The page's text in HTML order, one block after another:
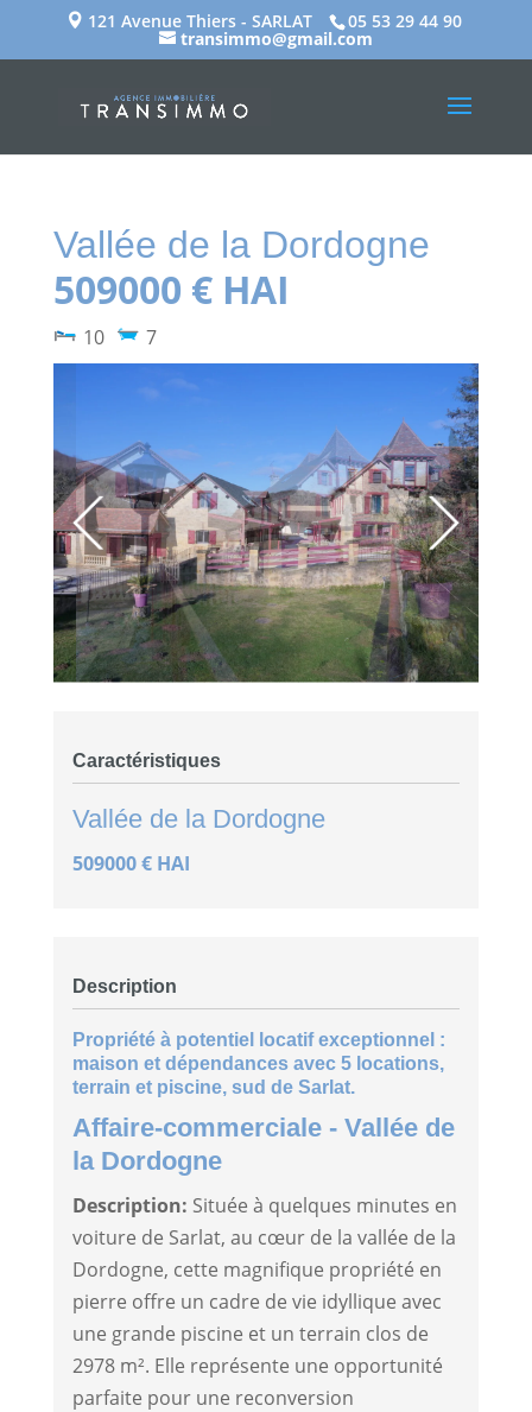
121 Avenue Thiers - SARLAT 05 53 29 44 90
transimmo@gmail.com
Vallée de la Dordogne
509000 € HAI
10 7
Caractéristiques
Vallée de la Dordogne
509000 € HAI
Description
Propriété à potentiel locatif exceptionnel :
maison et dépendances avec 5 locations,
terrain et piscine, sud de Sarlat.
Affaire-commerciale - Vallée de
la Dordogne
Description: Située à quelques minutes en
voiture de Sarlat, au cœur de la vallée de la
Dordogne, cette magnifique propriété en
pierre offre un cadre de vie idyllique avec
une grande piscine et un terrain clos de
2978 m². Elle représente une opportunité
parfaite pour une reconversion